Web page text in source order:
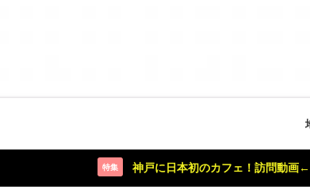
特集 神戸に日本初のカフェ！訪問動画←